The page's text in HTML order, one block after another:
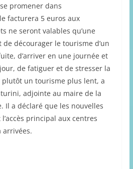
promener dans
facturera 5 euros aux
ne seront valables qu’une
de décourager le tourisme d’un
d’arriver en une journée et
de fatiguer et de stresser la
plutôt un tourisme plus lent, a
adjointe au maire de la
Il a déclaré que les nouvelles
principal aux centres
arrivées.